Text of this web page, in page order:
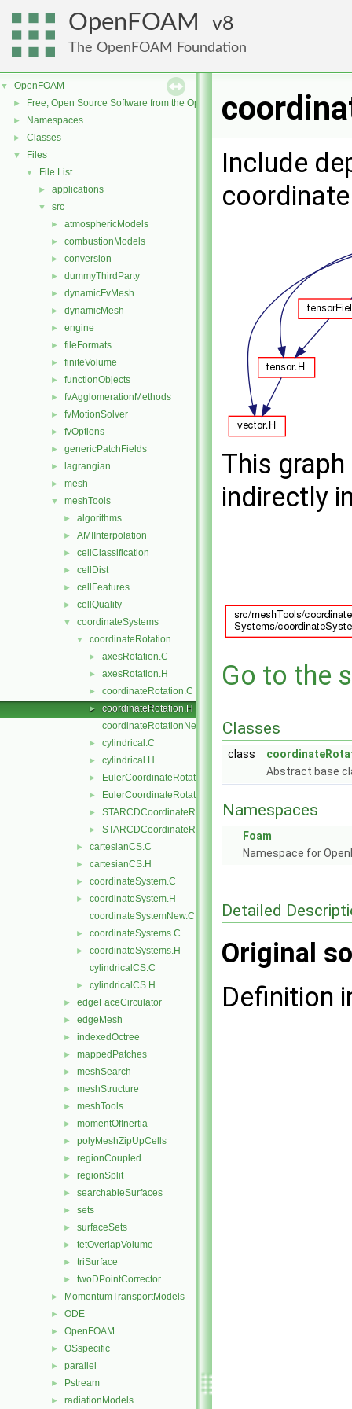
OpenFOAM 8
The OpenFOAM Foundation
▼ OpenFOAM
► Free, Open Source Software from the OpenFOAM Foundation
► Namespaces
► Classes
▼ Files
▼ File List
► applications
▼ src
► atmosphericModels
► combustionModels
► conversion
► dummyThirdParty
► dynamicFvMesh
► dynamicMesh
► engine
► fileFormats
► finiteVolume
► functionObjects
► fvAgglomerationMethods
► fvMotionSolver
► fvOptions
► genericPatchFields
► lagrangian
► mesh
▼ meshTools
► algorithms
► AMIInterpolation
► cellClassification
► cellDist
► cellFeatures
► cellQuality
▼ coordinateSystems
▼ coordinateRotation
► axesRotation.C
► axesRotation.H
► coordinateRotation.C
►
coordinateRotation.H
coordinateRotationNew.C
► cylindrical.C
► cylindrical.H
► EulerCoordinateRotation.C
► EulerCoordinateRotation.H
► STARCDCoordinateRotation.C
► STARCDCoordinateRotation.H
► cartesianCS.C
► cartesianCS.H
► coordinateSystem.C
►
coordinateSystem.H
coordinateSystemNew.C
► coordinateSystems.C
►
coordinateSystems.H
cylindricalCS.C
► cylindricalCS.H
► edgeFaceCirculator
► edgeMesh
► indexedOctree
► mappedPatches
► meshSearch
► meshStructure
► meshTools
► momentOfInertia
► polyMeshZipUpCells
► regionCoupled
► regionSplit
► searchableSurfaces
► sets
► surfaceSets
► tetOverlapVolume
► triSurface
► twoDPointCorrector
► MomentumTransportModels
► ODE
► OpenFOAM
► OSspecific
► parallel
► Pstream
► radiationModels
Include
This
indirectly
Go to the
Classes
class
Abstract base
Namespaces
Foam
Namespace for
Detailed
Original
Definition